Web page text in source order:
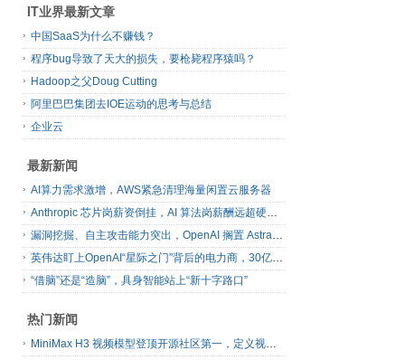
IT业界最新文章
中国SaaS为什么不赚钱？
程序bug导致了天大的损失，要枪毙程序猿吗？
Hadoop之父Doug Cutting
阿里巴巴集团去IOE运动的思考与总结
企业云
最新新闻
AI算力需求激增，AWS紧急清理海量闲置云服务器
Anthropic 芯片岗薪资倒挂，AI 算法岗薪酬远超硬件工程师
漏洞挖掘、自主攻击能力突出，OpenAI 搁置 Astra 模型发布
英伟达盯上OpenAI“星际之门”背后的电力商，30亿美元直接入股
“借脑”还是“造脑”，具身智能站上“新十字路口”
热门新闻
MiniMax H3 视频模型登顶开源社区第一，定义视频模型领域“斩杀线”